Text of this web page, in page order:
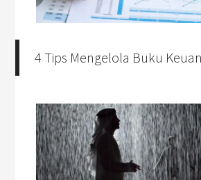
4 Tips Mengelola Buku